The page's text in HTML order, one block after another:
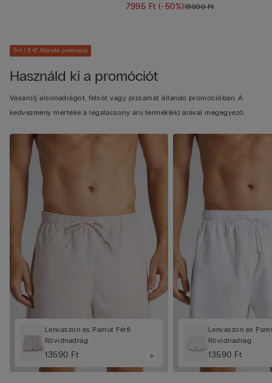
7995 Ft(-50%)15990 Ft
3+1 | 5+2 Állandó promóció
Használd ki a promóciót
Vásárolj alsónadrágot, felsőt vagy pizsamát állandó promócióban. A
kedvezmény mértéke a legalacsony árú termék(ek) árával megegyező.
Lenvászon és Pamut Férfi
Rövidnadrág
13590 Ft
Lenvászon és
Rövidnadrág
13590 Ft